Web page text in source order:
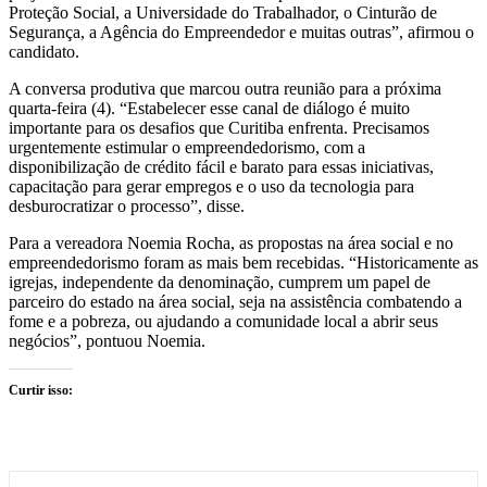
Proteção Social, a Universidade do Trabalhador, o Cinturão de
Segurança, a Agência do Empreendedor e muitas outras”, afirmou o
candidato.
A conversa produtiva que marcou outra reunião para a próxima
quarta-feira (4). “Estabelecer esse canal de diálogo é muito
importante para os desafios que Curitiba enfrenta. Precisamos
urgentemente estimular o empreendedorismo, com a
disponibilização de crédito fácil e barato para essas iniciativas,
capacitação para gerar empregos e o uso da tecnologia para
desburocratizar o processo”, disse.
Para a vereadora Noemia Rocha, as propostas na área social e no
empreendedorismo foram as mais bem recebidas. “Historicamente as
igrejas, independente da denominação, cumprem um papel de
parceiro do estado na área social, seja na assistência combatendo a
fome e a pobreza, ou ajudando a comunidade local a abrir seus
negócios”, pontuou Noemia.
Curtir isso: